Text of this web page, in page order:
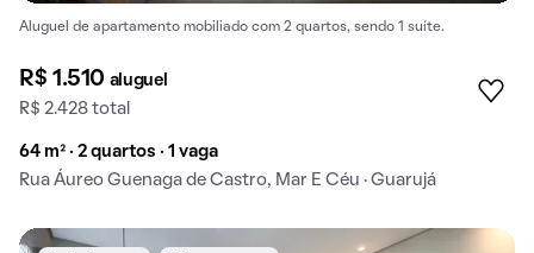
Aluguel de apartamento mobiliado com 2 quartos, sendo 1 suíte.
R$ 1.510 aluguel
R$ 2.428 total
64 m² · 2 quartos · 1 vaga
Rua Áureo Guenaga de Castro, Mar E Céu · Guarujá